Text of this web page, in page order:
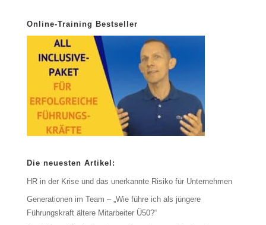
Online-Training Bestseller
Die neuesten Artikel:
HR in der Krise und das unerkannte Risiko für Unternehmen
Generationen im Team – „Wie führe ich als jüngere
Führungskraft ältere Mitarbeiter Ü50?“